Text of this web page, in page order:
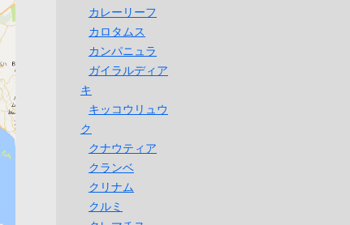
カレーリーフ
カロタムス
カンパニュラ
ガイラルディア
キ
キッコウリュウ
ク
クナウティア
クランベ
クリナム
クルミ